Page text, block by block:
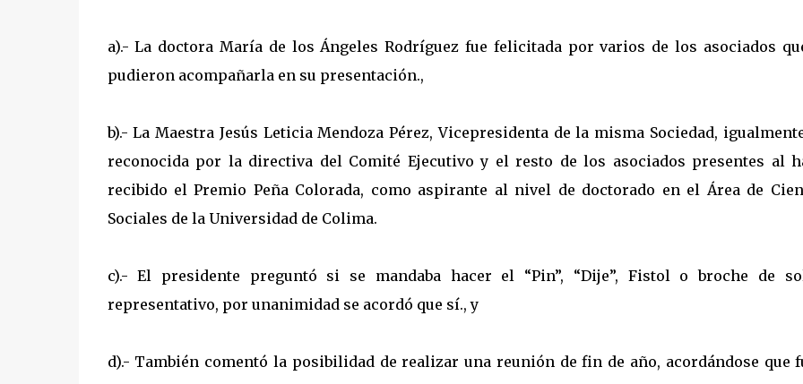
a).- La doctora María de los Ángeles Rodríguez fue felicitada por varios de los asociados
pudieron acompañarla en su presentación.,
b).- La Maestra Jesús Leticia Mendoza Pérez, Vicepresidenta de la misma Sociedad,
reconocida por la directiva del Comité Ejecutivo y el resto de los asociados presentes al
recibido el Premio Peña Colorada, como aspirante al nivel de doctorado en el Área de
Sociales de la Universidad de Colima.
c).- El presidente preguntó si se mandaba hacer el “Pin”, “Dije”, Fistol o broche de
representativo, por unanimidad se acordó que sí., y
d).- También comentó la posibilidad de realizar una reunión de fin de año, acordándose que